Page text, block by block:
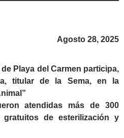
Agosto 28, 2025
Playa del Carmen participa,
titular de la Sema, en la
atendidas más de 300
de esterilización y